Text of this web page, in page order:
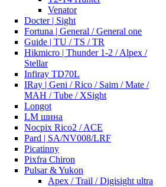
Venator
Docter | Sight
Fortuna | General / General one
Guide | TU / TS / TR
Hikmicro | Thunder 1-2 / Alpex /
Stellar
Infiray TD70L
IRay | Geni / Rico / Saim / Mate /
MAH / Tube / XSight
Longot
LM шина
Nocpix Rico2 / ACE
Pard | SA/NV008/LRF
Picatinny
Pixfra Chiron
Pulsar & Yukon
Apex / Trail / Digisight ultra